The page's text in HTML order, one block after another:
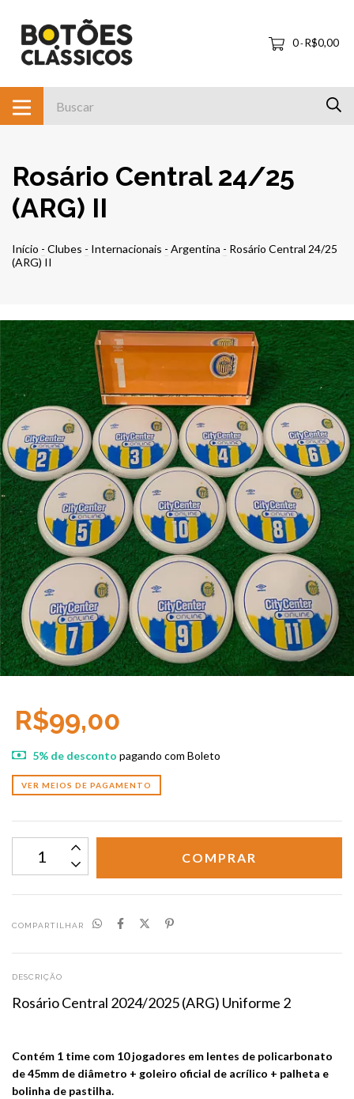
0-R$0,00
Rosário Central 24/25
(ARG) II
Início - Clubes - Internacionais - Argentina - Rosário Central 24/25
(ARG) II
R$99,00
5% de desconto pagando com Boleto
VER MEIOS DE PAGAMENTO
COMPARTILHAR
DESCRIÇÃO
Rosário Central 2024/2025 (ARG) Uniforme 2
Contém 1 time com 10 jogadores em lentes de policarbonato
de 45mm de diâmetro + goleiro oficial de acrílico + palheta e
bolinha de pastilha.